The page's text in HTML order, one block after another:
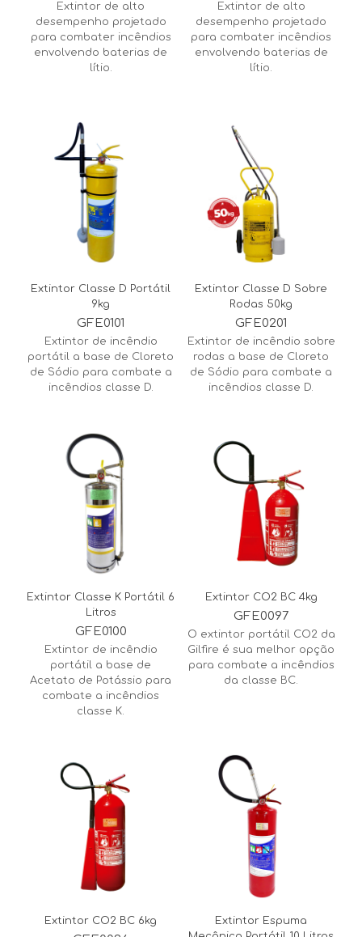
Extintor de alto
desempenho projetado
para combater incêndios
envolvendo baterias de
lítio.
Extintor de alto
desempenho projetado
para combater incêndios
envolvendo baterias de
lítio.
Extintor Classe D Portátil
9kg
GFE0101
Extintor de incêndio
portátil a base de Cloreto
de Sódio para combate a
incêndios classe D.
Extintor Classe D Sobre
Rodas 50kg
GFE0201
Extintor de incêndio sobre
rodas a base de Cloreto
de Sódio para combate a
incêndios classe D.
Extintor Classe K Portátil 6
Litros
GFE0100
Extintor de incêndio
portátil a base de
Acetato de Potássio para
combate a incêndios
classe K.
Extintor CO2 BC 4kg
GFE0097
O extintor portátil CO2 da
Gilfire é sua melhor opção
para combate a incêndios
da classe BC.
Extintor CO2 BC 6kg
Extintor Espuma